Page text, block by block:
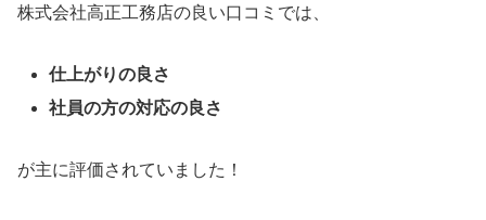
株式会社高正工務店の良い口コミでは、
仕上がりの良さ
社員の方の対応の良さ
が主に評価されていました！